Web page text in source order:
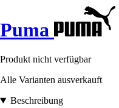
Puma
Produkt nicht verfügbar
Alle Varianten ausverkauft
Beschreibung